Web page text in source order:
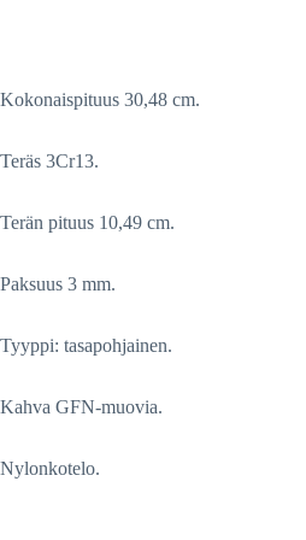
Kokonaispituus 30,48 cm.
Teräs 3Cr13.
Terän pituus 10,49 cm.
Paksuus 3 mm.
Tyyppi: tasapohjainen.
Kahva GFN-muovia.
Nylonkotelo.